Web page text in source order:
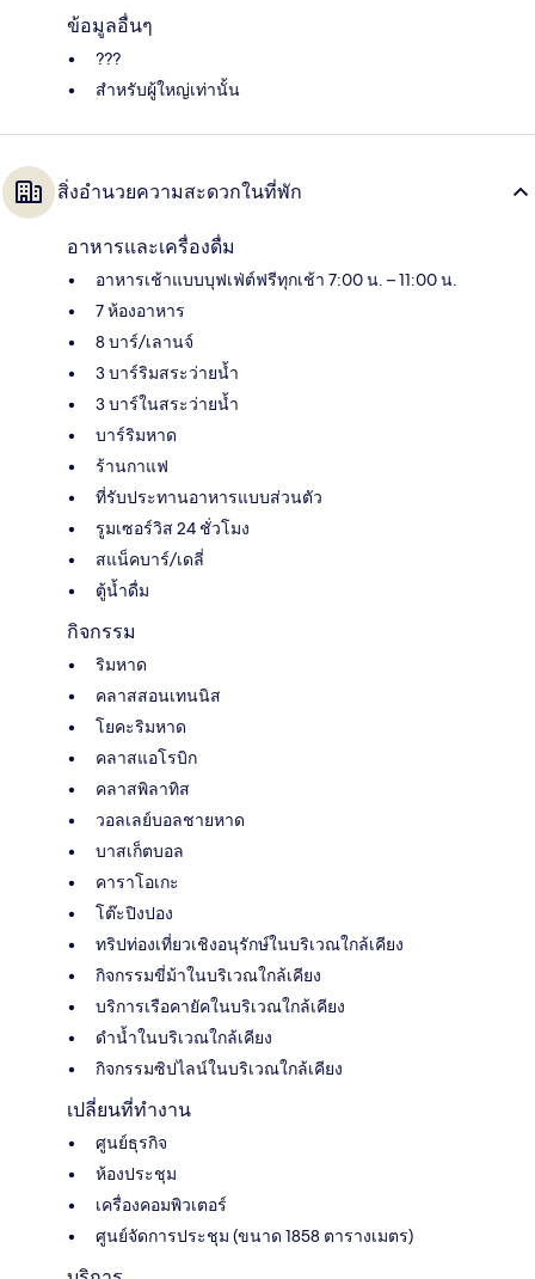
ข้อมูลอื่นๆ
???
สำหรับผู้ใหญ่เท่านั้น
สิ่งอำนวยความสะดวกในที่พัก
อาหารและเครื่องดื่ม
อาหารเช้าแบบบุฟเฟ่ต์ฟรีทุกเช้า 7:00 น. – 11:00 น.
7 ห้องอาหาร
8 บาร์/เลานจ์
3 บาร์ริมสระว่ายน้ำ
3 บาร์ในสระว่ายน้ำ
บาร์ริมหาด
ร้านกาแฟ
ที่รับประทานอาหารแบบส่วนตัว
รูมเซอร์วิส 24 ชั่วโมง
สแน็คบาร์/เดลี่
ตู้น้ำดื่ม
กิจกรรม
ริมหาด
คลาสสอนเทนนิส
โยคะริมหาด
คลาสแอโรบิก
คลาสพิลาทิส
วอลเลย์บอลชายหาด
บาสเก็ตบอล
คาราโอเกะ
โต๊ะปิงปอง
ทริปท่องเที่ยวเชิงอนุรักษ์ในบริเวณใกล้เคียง
กิจกรรมขี่ม้าในบริเวณใกล้เคียง
บริการเรือคายัคในบริเวณใกล้เคียง
ดำน้ำในบริเวณใกล้เคียง
กิจกรรมซิปไลน์ในบริเวณใกล้เคียง
เปลี่ยนที่ทำงาน
ศูนย์ธุรกิจ
ห้องประชุม
เครื่องคอมพิวเตอร์
ศูนย์จัดการประชุม (ขนาด 1858 ตารางเมตร)